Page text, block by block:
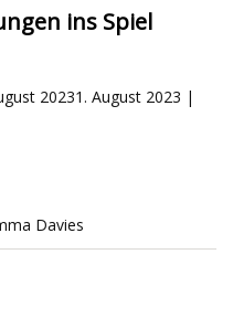
ins Spiel
20231. August 2023 |
Davies